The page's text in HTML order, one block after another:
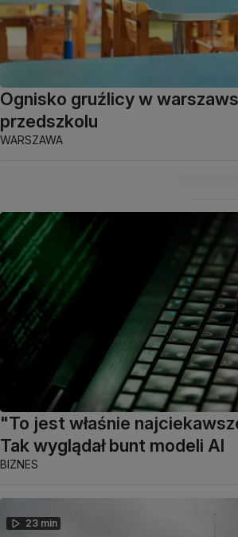
Ognisko gruźlicy w
przedszkolu
WARSZAWA
"To jest właśnie
Tak wyglądał bunt modeli AI
BIZNES
23 min